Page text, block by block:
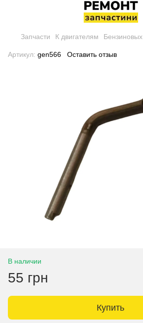
Запчасти К двигателям Бензиновых
Артикул: gen566 Оставить отзыв
В наличии
55 грн
Купить